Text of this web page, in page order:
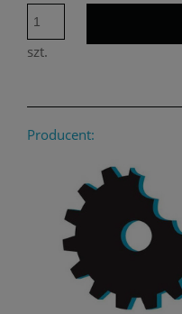
szt.
Producent: